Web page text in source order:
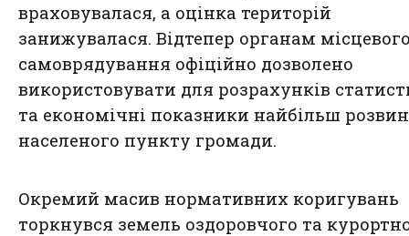
враховувалася, а оцінка територій
занижувалася. Відтепер органам
самоврядування офіційно дозволено
використовувати для розрахунків
та економічні показники найбільш
населеного пункту громади.
Окремий масив нормативних коригувань
торкнувся земель оздоровчого та